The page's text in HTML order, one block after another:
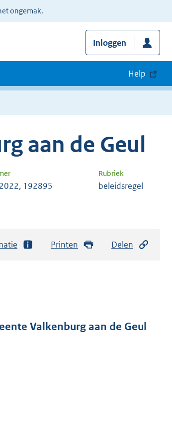
ongemak.
Inloggen
Help
aan de Geul
Rubriek
192895 beleidsregel
Printen Delen
Valkenburg aan de Geul